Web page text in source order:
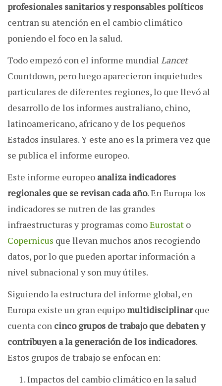
profesionales sanitarios y responsables políticos
centran su atención en el cambio climático
poniendo el foco en la salud.
Todo empezó con el informe mundial Lancet
Countdown, pero luego aparecieron inquietudes
particulares de diferentes regiones, lo que llevó al
desarrollo de los informes australiano, chino,
latinoamericano, africano y de los pequeños
Estados insulares. Y este año es la primera vez que
se publica el informe europeo.
Este informe europeo analiza indicadores
regionales que se revisan cada año. En Europa los
indicadores se nutren de las grandes
infraestructuras y programas comoEurostat o
Copernicus que llevan muchos años recogiendo
datos, por lo que pueden aportar información a
nivel subnacional y son muy útiles.
Siguiendo la estructura del informe global, en
Europa existe un gran equipomultidisciplinarque
cuenta con cinco grupos de trabajo que debaten y
contribuyen a la generación de los indicadores.
Estos grupos de trabajo se enfocan en:
Impactos del cambio climático en la salud